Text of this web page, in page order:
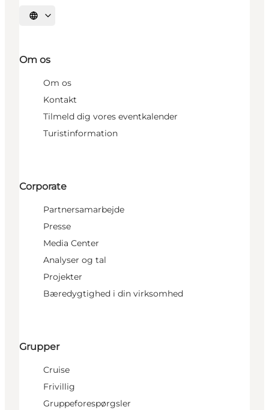
Vælg sprog
Om os
Om os
Kontakt
Tilmeld dig vores eventkalender
Turistinformation
Corporate
Partnersamarbejde
Presse
Media Center
Analyser og tal
Projekter
Bæredygtighed i din virksomhed
Grupper
Cruise
Frivillig
Gruppeforespørgsler